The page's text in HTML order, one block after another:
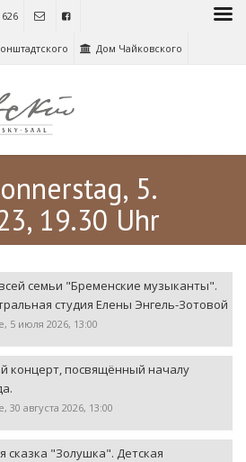
Дом Чайковского
5.
19.30 Uhr
семьи "Бременские музыканты".
студия Елены Энгель-Зотовой
5 июля 2026, 13:00
концерт, посвящённый началу
августа 2026, 13:00
сказка "Золушка". Детская